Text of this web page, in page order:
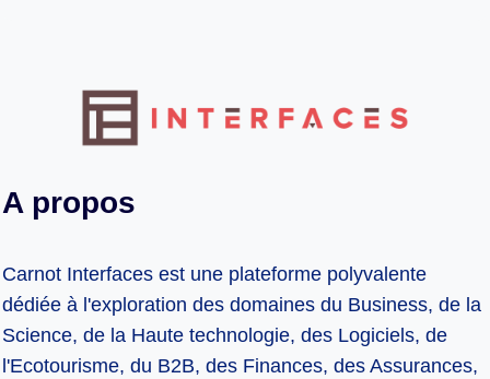
A propos
Carnot Interfaces est une plateforme polyvalente
dédiée à l'exploration des domaines du Business, de la
Science, de la Haute technologie, des Logiciels, de
l'Ecotourisme, du B2B, des Finances, des Assurances,